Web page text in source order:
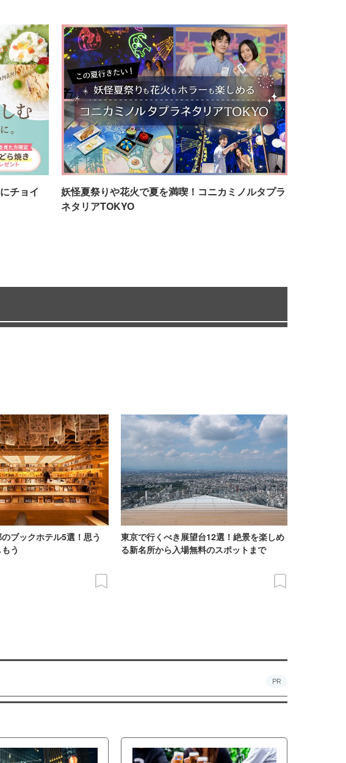
チョイ
妖怪夏祭りや花火で夏を満喫！コニカミノルタプラ
ネタリアTOKYO
ブックホテル5選！思う
う
東京で行くべき展望台12選！絶景を楽しめ
る新名所から入場無料のスポットまで
PR